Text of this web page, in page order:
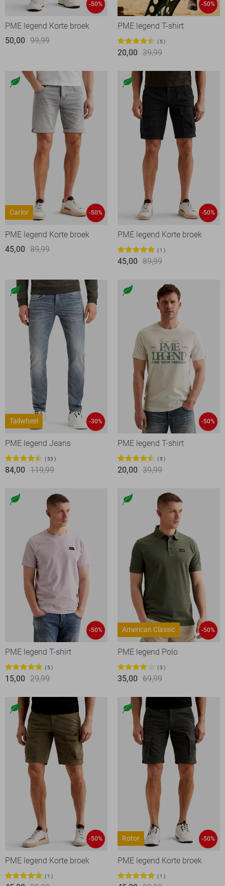
-50%
PME legend Korte broek
50,00 99,99
-50%
PME legend T-shirt
5
20,00 39,99
Carior -50%
PME legend Korte broek
45,00 89,99
-50%
PME legend Korte broek
1
45,00 89,99
Tailwheel -30%
PME legend Jeans
53
84,00 119,99
-50%
PME legend T-shirt
5
20,00 39,99
-50%
PME legend T-shirt
5
15,00 29,99
American Classic -50%
PME legend Polo
3
35,00 69,99
-50%
PME legend Korte broek
1
Rotor -50%
PME legend Korte broek
1